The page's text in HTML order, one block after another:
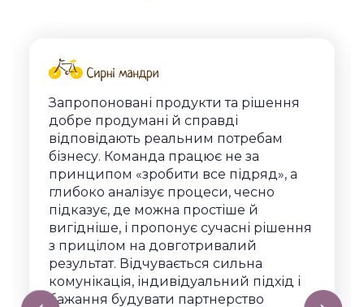
Запропоновані продукти та рішення
добре продумані й справді
відповідають реальним потребам
бізнесу. Команда працює не за
принципом «зробити все підряд», а
глибоко аналізує процеси, чесно
підказує, де можна простіше й
вигідніше, і пропонує сучасні рішення
з прицілом на довготривалий
результат. Відчувається сильна
комунікація, індивідуальний підхід і
бажання будувати партнерство